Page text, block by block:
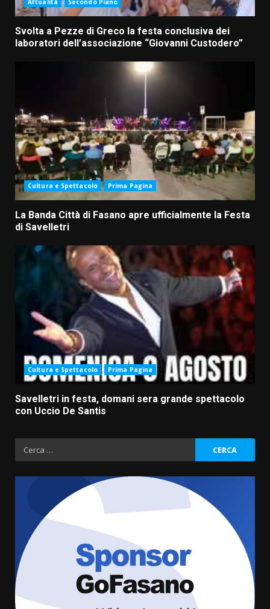
Attualità Secondo Piano
Svolta a Pezze di Greco la festa conclusiva dei
laboratori dell’associazione “Giovanni Custodero”
Cultura e Spettacolo Prima Pagina
La Banda Città di Fasano apre ufficialmente la Festa
di Savelletri
Cultura e Spettacolo Prima Pagina
Savelletri in festa, domani sera grande spettacolo
con Uccio De Santis
Ricerca
per:
Politiche Giovanili e Mobilità
Sostenibile: premiati gli studenti
universitari del bando “La strada
giusta”